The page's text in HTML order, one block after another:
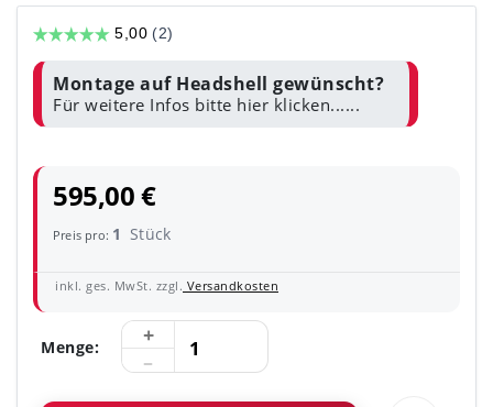
Montage auf Headshell gewünscht?
Für weitere Infos bitte hier klicken......
595,00 €
Preis pro: 1 Stück
inkl. ges. MwSt. zzgl. Versandkosten
Menge: